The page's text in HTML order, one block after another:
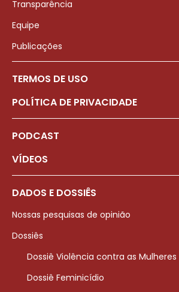
Transparência
Equipe
Publicações
TERMOS DE USO
POLÍTICA DE PRIVACIDADE
PODCAST
VÍDEOS
DADOS E DOSSIÊS
Nossas pesquisas de opinião
Dossiês
Dossiê Violência contra as Mulheres
Dossiê Feminicídio